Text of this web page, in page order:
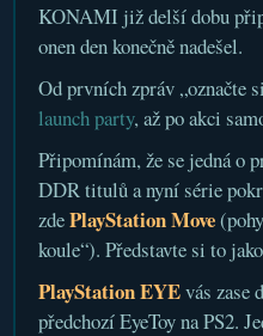
KONAMI již delší dobu
onen den konečně nadešel.
Od prvních zpráv „označte
launch party, až po akci
Připomínám, že se jedná o
DDR titulů a nyní série
zdePlayStation Move
koule“). Představte si to
PlayStation EYEvás zase
předchozí EyeToy na PS2.